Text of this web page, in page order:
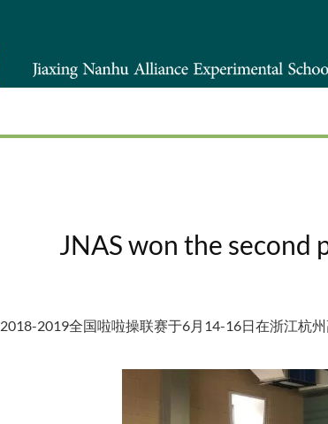
JNAS won the second
2018-2019全国啦啦操联赛于6月14-16日在浙江杭